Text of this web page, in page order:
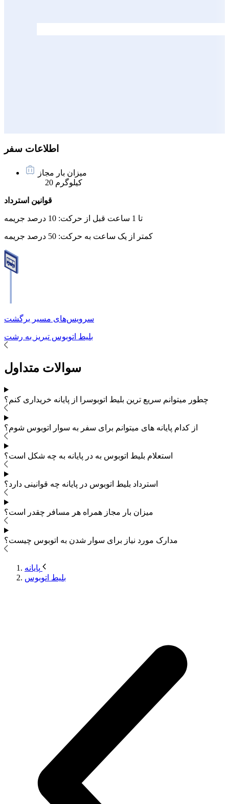
اطلاعات سفر
میزان بار مجاز
20 کیلوگرم
قوانین استرداد
تا 1 ساعت قبل از حرکت: 10 درصد جریمه
کمتر از یک ساعت به حرکت: 50 درصد جریمه
سرویس‌های مسیر برگشت
بلیط اتوبوس تبریز به رشت
سوالات متداول
چطور میتوانم سریع ترین بلیط اتوبوسرا از پایانه خریداری کنم؟
از کدام پایانه های میتوانم برای سفر به سوار اتوبوس شوم؟
استعلام بلیط اتوبوس به در پایانه به چه شکل است؟
استرداد بلیط اتوبوس در پایانه چه قوانینی دارد؟
میزان بار مجاز همراه هر مسافر چقدر است؟
مدارک مورد نیاز برای سوار شدن به اتوبوس چیست؟
بلیط اتوبوس